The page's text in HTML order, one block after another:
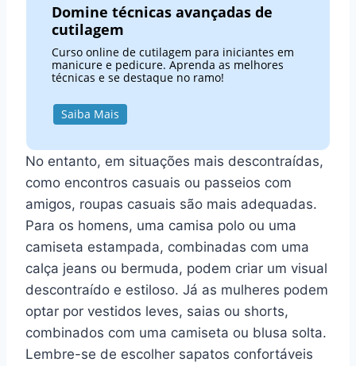
Domine técnicas avançadas de
cutilagem
Curso online de cutilagem para iniciantes em
manicure e pedicure. Aprenda as melhores
técnicas e se destaque no ramo!
Saiba Mais
No entanto, em situações mais descontraídas,
como encontros casuais ou passeios com
amigos, roupas casuais são mais adequadas.
Para os homens, uma camisa polo ou uma
camiseta estampada, combinadas com uma
calça jeans ou bermuda, podem criar um visual
descontraído e estiloso. Já as mulheres podem
optar por vestidos leves, saias ou shorts,
combinados com uma camiseta ou blusa solta.
Lembre-se de escolher sapatos confortáveis